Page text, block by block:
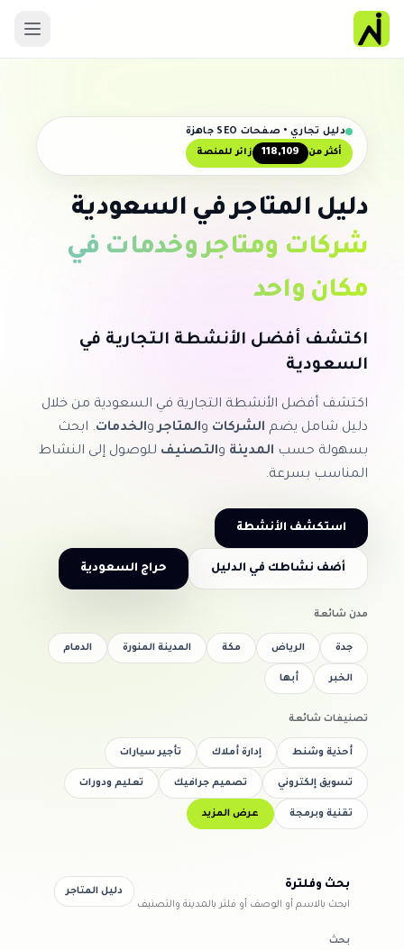
دليل تجاري • صفحات SEO جاهزة
أكثر من 118,109 زائر للمنصة
دليل المتاجر في السعودية
شركات ومتاجر وخدمات في
مكان واحد
اكتشف أفضل الأنشطة التجارية في
السعودية
اكتشف أفضل الأنشطة التجارية في السعودية من خلال
دليل شامل يضم الشركات والمتاجروالخدمات. ابحث
بسهولة حسب المدينة والتصنيف للوصول إلى النشاط
المناسب بسرعة.
استكشف الأنشطة
أضف نشاطك في الدليل حراج السعودية
مدن شائعة
جدة الرياض مكة المدينة المنورة الدمام
الخبر أبها
تصنيفات شائعة
أحذية وشنط إدارة أملاك تأجير سيارات
تسويق إلكتروني تصميم جرافيك تعليم ودورات
تقنية وبرمجة عرض المزيد
بحث وفلترة
ابحث بالاسم أو الوصف أو فلتر بالمدينة والتصنيف
دليل المتاجر
بحث